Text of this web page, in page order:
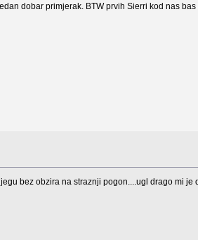
dobar primjerak. BTW prvih Sierri kod nas bas
bez obzira na straznji pogon....ugl drago mi je